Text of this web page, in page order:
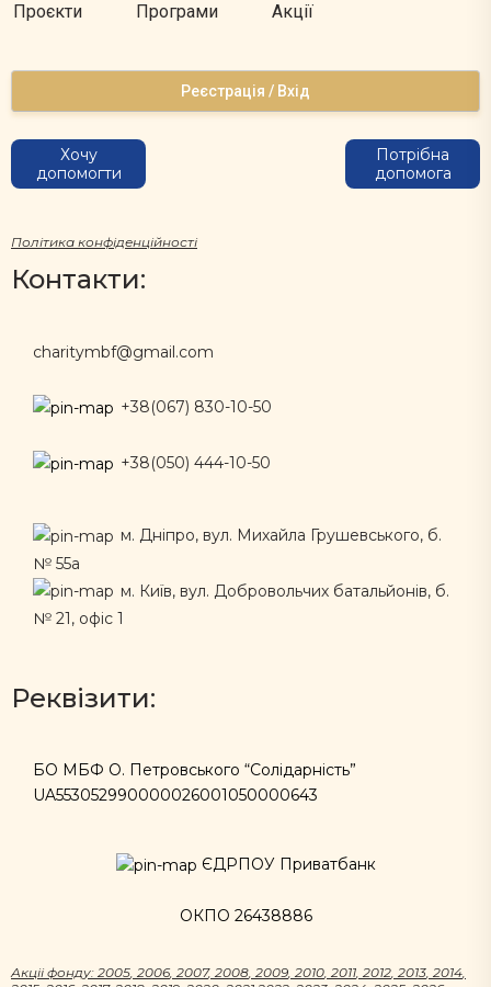
Проєкти Програми Акції
Реєстрація / Вхід
Хочу
допомогти
Потрібна
допомога
Політика конфіденційності
Контакти:
charitymbf@gmail.com
+38(067) 830-10-50
+38(050) 444-10-50
м. Дніпро, вул. Михайла Грушевського, б.
№ 55а
м. Київ, вул. Добровольчих батальйонів, б.
№ 21, офіс 1
Реквізити:
БО МБФ О. Петровського “Солідарність”
UA553052990000026001050000643
ЄДРПОУ Приватбанк
ОКПО 26438886
Акцii фонду: 2005, 2006, 2007, 2008, 2009, 2010, 2011, 2012, 2013, 2014,